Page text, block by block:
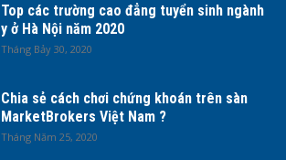
Top các trường cao đẳng tuyển sinh ngành
y ở Hà Nội năm 2020
Tháng Bảy 30, 2020
Chia sẻ cách chơi chứng khoán trên sàn
MarketBrokers Việt Nam ?
Tháng Năm 25, 2020